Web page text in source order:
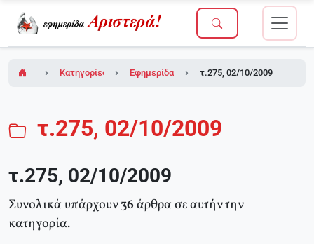
Κατηγορίες Εφημερίδα Αριστερά!τ.275, 02/10/2009
τ.275, 02/10/2009
τ.275, 02/10/2009
Συνολικά υπάρχουν36άρθρα σε αυτήν την
κατηγορία.